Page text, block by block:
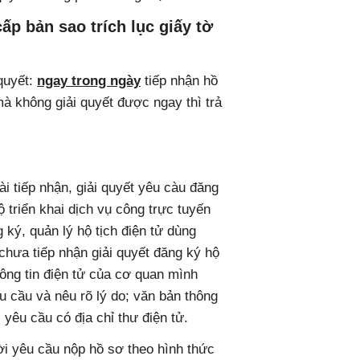
bản sao trích lục giấy tờ
ngay trong ngàytiếp nhận hồ
không giải quyết được ngay thì trả
tiếp nhận, giải quyết yêu càu đăng
khai dịch vụ công trực tuyến
ký, quản lý hộ tịch điện tử dùng
tiếp nhận giải quyết đăng ký hộ
tin điện tử của cơ quan mình
cầu và nêu rõ lý do; văn bản thông
cầu có địa chỉ thư điện tử.
yêu cầu nộp hồ sơ theo hình thức